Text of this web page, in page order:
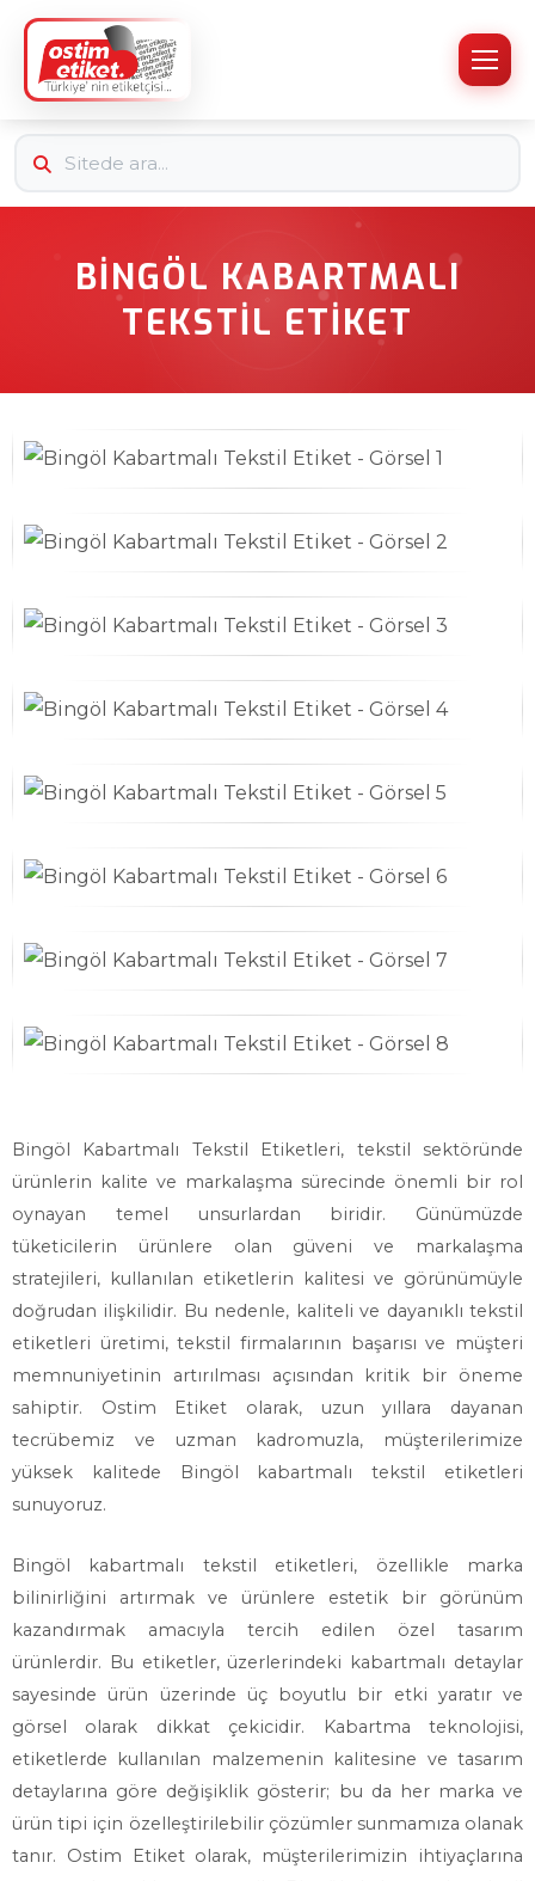
BINGÖL KABARTMALI
TEKSTIL ETIKET
Bingöl Kabartmalı Tekstil Etiketleri, tekstil sektöründe
ürünlerin kalite ve markalaşma sürecinde önemli bir rol
oynayan temel unsurlardan biridir. Günümüzde
tüketicilerin ürünlere olan güveni ve markalaşma
stratejileri, kullanılan etiketlerin kalitesi ve görünümüyle
doğrudan ilişkilidir. Bu nedenle, kaliteli ve dayanıklı tekstil
etiketleri üretimi, tekstil firmalarının başarısı ve müşteri
memnuniyetinin artırılması açısından kritik bir öneme
sahiptir. Ostim Etiket olarak, uzun yıllara dayanan
tecrübemiz ve uzman kadromuzla, müşterilerimize
yüksek kalitede Bingöl kabartmalı tekstil etiketleri
sunuyoruz.
Bingöl kabartmalı tekstil etiketleri, özellikle marka
bilinirliğini artırmak ve ürünlere estetik bir görünüm
kazandırmak amacıyla tercih edilen özel tasarım
ürünlerdir. Bu etiketler, üzerlerindeki kabartmalı detaylar
sayesinde ürün üzerinde üç boyutlu bir etki yaratır ve
görsel olarak dikkat çekicidir. Kabartma teknolojisi,
etiketlerde kullanılan malzemenin kalitesine ve tasarım
detaylarına göre değişiklik gösterir; bu da her marka ve
ürün tipi için özelleştirilebilir çözümler sunmamıza olanak
tanır. Ostim Etiket olarak, müşterilerimizin ihtiyaçlarına